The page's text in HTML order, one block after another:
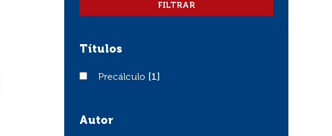
Títulos
Precálculo
Precálculo [1]
Autor